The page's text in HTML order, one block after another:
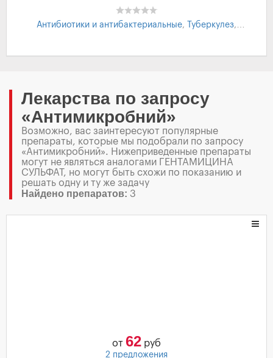
Антибиотики и антибактериальные, Туберкулез,
Лекарства по запросу
«Антимикробний»
Возможно, вас заинтересуют популярные
препараты, которые мы подобрали по запросу
«Антимикробний». Нижеприведенные препараты
могут не являться аналогами ГЕНТАМИЦИНА
СУЛЬФАТ, но могут быть схожи по показанию и
решать одну и ту же задачу
Найдено препаратов: 3
от 62 руб
2 предложения